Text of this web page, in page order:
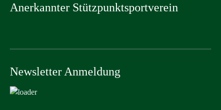
Anerkannter Stützpunktsportverein
Newsletter Anmeldung